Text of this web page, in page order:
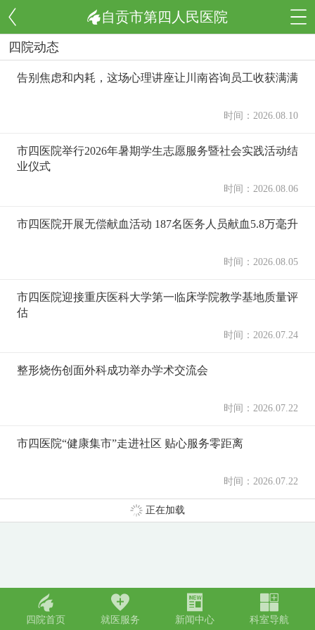
自贡市第四人民医院
四院动态
告别焦虑和内耗，这场心理讲座让川南咨询员工收获满满
时间：2026.08.10
市四医院举行2026年暑期学生志愿服务暨社会实践活动结
业仪式
时间：2026.08.06
市四医院开展无偿献血活动 187名医务人员献血5.8万毫升
时间：2026.08.05
市四医院迎接重庆医科大学第一临床学院教学基地质量评
估
时间：2026.07.24
整形烧伤创面外科成功举办学术交流会
时间：2026.07.22
市四医院“健康集市”走进社区 贴心服务零距离
时间：2026.07.22
正在加载
󢀁
四院首页
󢀂
就医服务
󢀃
新闻中心
󢀄
科室导航